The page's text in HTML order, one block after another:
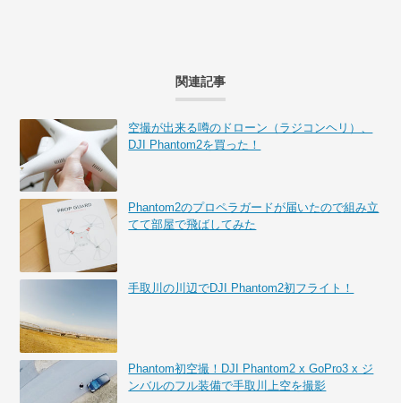
関連記事
空撮が出来る噂のドローン（ラジコンヘリ）、
DJI Phantom2を買った！
Phantom2のプロペラガードが届いたので組み立
てて部屋で飛ばしてみた
手取川の川辺でDJI Phantom2初フライト！
Phantom初空撮！DJI Phantom2 x GoPro3 x ジ
ンバルのフル装備で手取川上空を撮影